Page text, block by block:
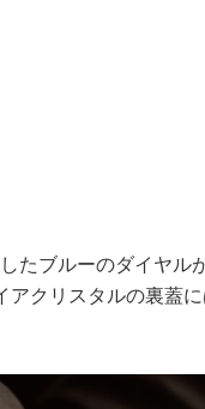
たブルーのダイヤル
クリスタルの裏蓋に